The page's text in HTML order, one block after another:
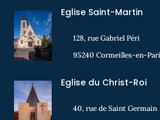
Eglise Saint-Martin
128, rue Gabriel Péri
95240 Cormeilles-en-
Eglise du Christ-Roi
40, rue de Saint Germain